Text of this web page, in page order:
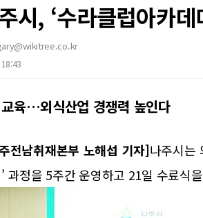
시, ‘수라클럽아카
육…외식산업 경쟁력 높인다
전남취재본부 노해섭 기자]나주시는
과정을 5주간 운영하고 21일 수료식